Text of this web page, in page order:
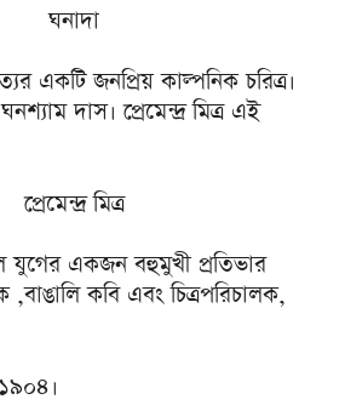
ঘনাদা
একটি জনপ্রিয় কাল্পনিক চরিত্র।
দাস। প্রেমেন্দ্র মিত্র এই
প্রেমেন্দ্র মিত্র
যুগের একজন বহুমুখী প্রতিভার
,বাঙালি কবি এবং চিত্রপরিচালক,